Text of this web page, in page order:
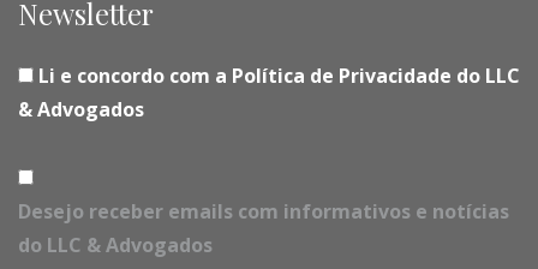
Newsletter
Li e concordo com a Política de Privacidade do LLC
& Advogados
Desejo receber emails com informativos e notícias
do LLC & Advogados